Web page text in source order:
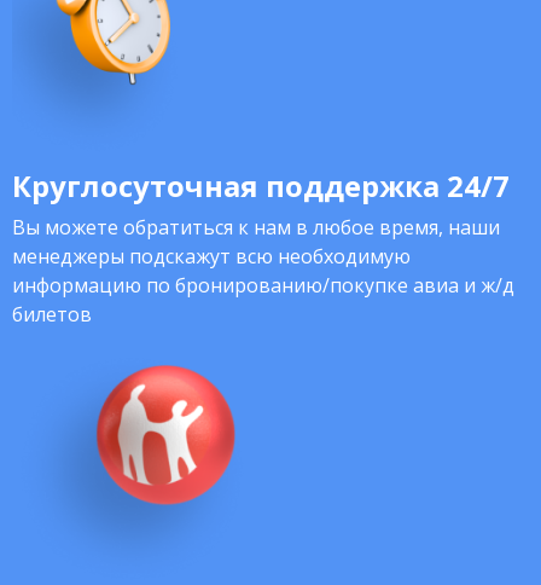
Круглосуточная поддержка 24/7
Вы можете обратиться к нам в любое время, наши
менеджеры подскажут всю необходимую
информацию по бронированию/покупке авиа и ж/д
билетов